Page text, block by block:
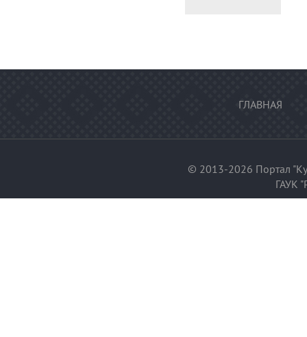
ГЛАВНАЯ
© 2013-2026 Портал
ГАУК